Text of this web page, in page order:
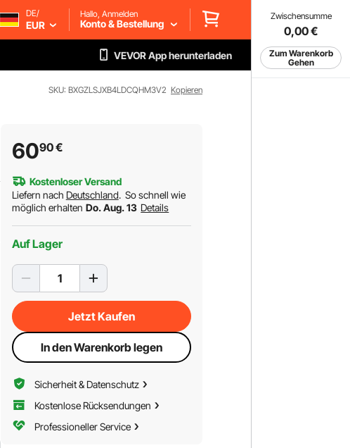
Zwischensumme
0,00€
Zum Warenkorb
Gehen
DE/
EUR
Hallo, Anmelden
Konto & Bestellung
VEVOR App herunterladen
SKU: BXGZLSJXB4LDCQHM3V2 Kopieren
6090€
Kostenloser Versand
Liefern nach Deutschland. So schnell wie
möglich erhalten Do. Aug. 13 Details
Auf Lager
Jetzt Kaufen
In den Warenkorb legen
Sicherheit & Datenschutz
Kostenlose Rücksendungen
Professioneller Service